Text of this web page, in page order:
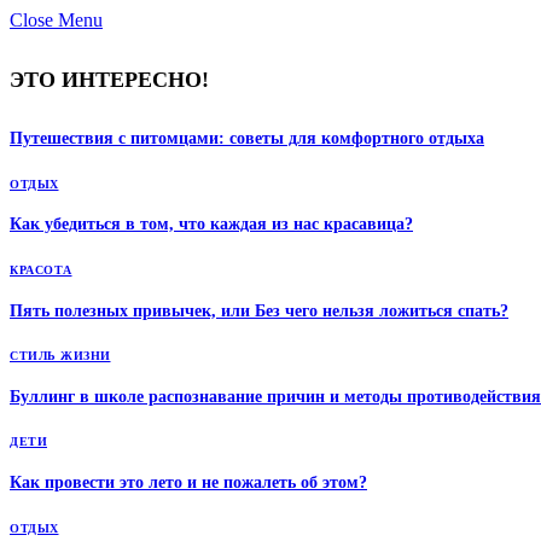
Close Menu
ЭТО ИНТЕРЕСНО!
Путешествия с питомцами: советы для комфортного отдыха
ОТДЫХ
Как убедиться в том, что каждая из нас красавица?
КРАСОТА
Пять полезных привычек, или Без чего нельзя ложиться спать?
СТИЛЬ ЖИЗНИ
Буллинг в школе распознавание причин и методы противодействия
ДЕТИ
Как провести это лето и не пожалеть об этом?
ОТДЫХ